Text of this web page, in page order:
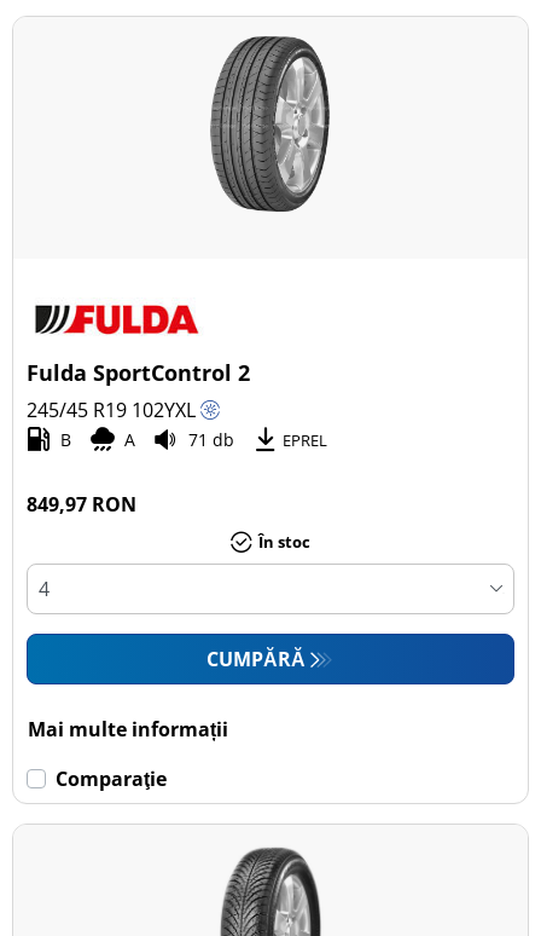
Fulda SportControl 2
245/45 R19 102YXL
B A 71 db EPREL
849,97 RON
În stoc
CUMPĂRĂ
Mai multe informații
Comparaţie